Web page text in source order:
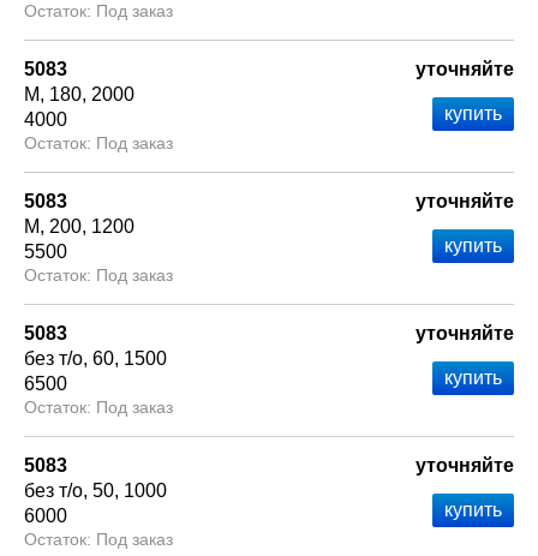
Под заказ
5083
М
180 2000
4000
Под заказ
уточняйте
5083
М
200 1200
5500
Под заказ
уточняйте
5083
без т/о 60 1500
6500
Под заказ
уточняйте
5083
без т/о 50 1000
6000
Под заказ
уточняйте